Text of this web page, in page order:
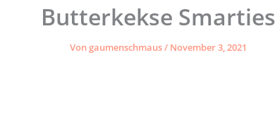
Butterkekse Smarties
Vongaumenschmaus/ November 3, 2021